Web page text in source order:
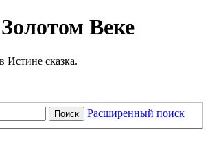
Веке
Истине сказка.
Поиск Расширенный поиск